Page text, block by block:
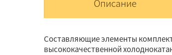
Описание
Составляющие элементы
высококачественной